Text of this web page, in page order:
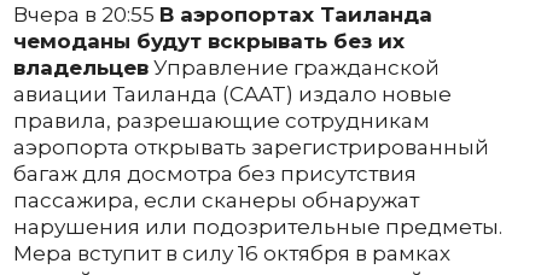
Вчера в 20:55 В аэропортах Таиланда
чемоданы будут вскрывать без их
владельцевУправление гражданской
авиации Таиланда (CAAT) издало новые
правила, разрешающие сотрудникам
аэропорта открывать зарегистрированный
багаж для досмотра без присутствия
пассажира, если сканеры обнаружат
нарушения или подозрительные предметы.
Мера вступит в силу 16 октября в рамках